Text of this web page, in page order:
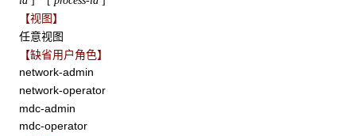
【视图】
任意视图
【缺省用户角色】
network-admin
network-operator
mdc-admin
mdc-operator